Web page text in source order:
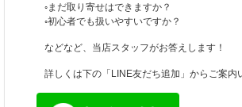
◦まだ取り寄せはできますか？
◦初心者でも扱いやすいですか？
などなど、当店スタッフがお答えします！
詳しくは下の「LINE友だち追加」からご案内